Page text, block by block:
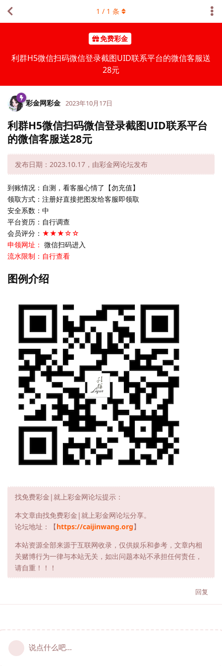
免费彩金
利群H5微信扫码微信登录截图UID联系平台的微信客服送
28元
1 / 1 条
彩金网彩金 2023年10月17日
利群H5微信扫码微信登录截图UID联系平台
的微信客服送28元
发布日期：2023.10.17，由彩金网论坛发布
到账情况：自测，看客服心情了【勿充值】
领取方式：注册好直接把图发给客服即领取
安全系数：中
平台资历：自行调查
会员评分： ★★★☆☆
申领网址： 微信扫码进入
流水限制：自行查看
图例介绍
找免费彩金|就上彩金网论坛提示：
本文章由找免费彩金|就上彩金网论坛分享。
论坛地址：【https://caijinwang.org】
本站资源全部来源于互联网收录，仅供娱乐和参考，文章内相
关赌博行为一律与本站无关，如出问题本站不承担任何责任，
请自重！！！
回复
说点什么吧...